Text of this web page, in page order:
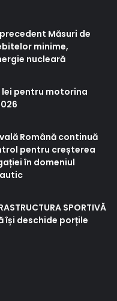
Măsuri de
minime,
nucleară
lei pentru motorina
Română continuă
pentru creșterea
în domeniul
SPORTIVĂ
își deschide porțile